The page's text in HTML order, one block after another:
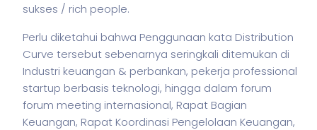
sukses / rich people.
Perlu diketahui bahwa Penggunaan kata Distribution
Curve tersebut sebenarnya seringkali ditemukan di
Industri keuangan & perbankan, pekerja professional
startup berbasis teknologi, hingga dalam forum
forum meeting internasional, Rapat Bagian
Keuangan, Rapat Koordinasi Pengelolaan Keuangan,